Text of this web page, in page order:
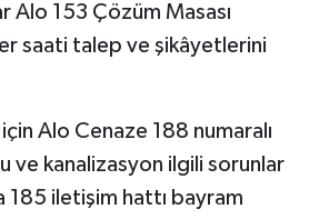
Alo 153 Çözüm Masası
saati talep ve şikâyetlerini
Alo Cenaze 188 numaralı
ve kanalizasyon ilgili sorunlar
185 iletişim hattı bayram